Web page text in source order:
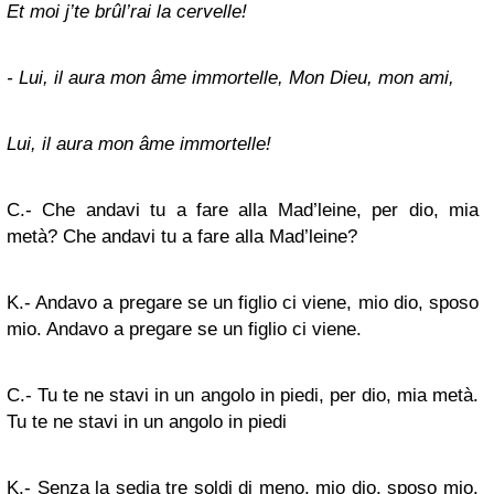
Et moi j’te brûl’rai la cervelle!
- Lui, il aura mon âme immortelle, Mon Dieu, mon ami,
Lui, il aura mon âme immortelle!
C.- Che andavi tu a fare alla Mad’leine, per dio, mia
metà? Che andavi tu a fare alla Mad’leine?
K.- Andavo a pregare se un figlio ci viene, mio dio, sposo
mio. Andavo a pregare se un figlio ci viene.
C.- Tu te ne stavi in un angolo in piedi, per dio, mia metà.
Tu te ne stavi in un angolo in piedi
K.- Senza la sedia tre soldi di meno, mio dio, sposo mio.